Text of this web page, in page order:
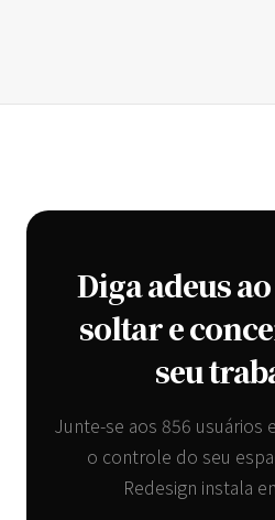
Diga adeus
soltar e
seu
Junte-se aos 856 usuários
o controle do seu
Redesign instala